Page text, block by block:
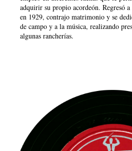
adquirir su propio acordeón. Regresó
en 1929, contrajo matrimonio y se
de campo y a la música, realizando
algunas rancherías.